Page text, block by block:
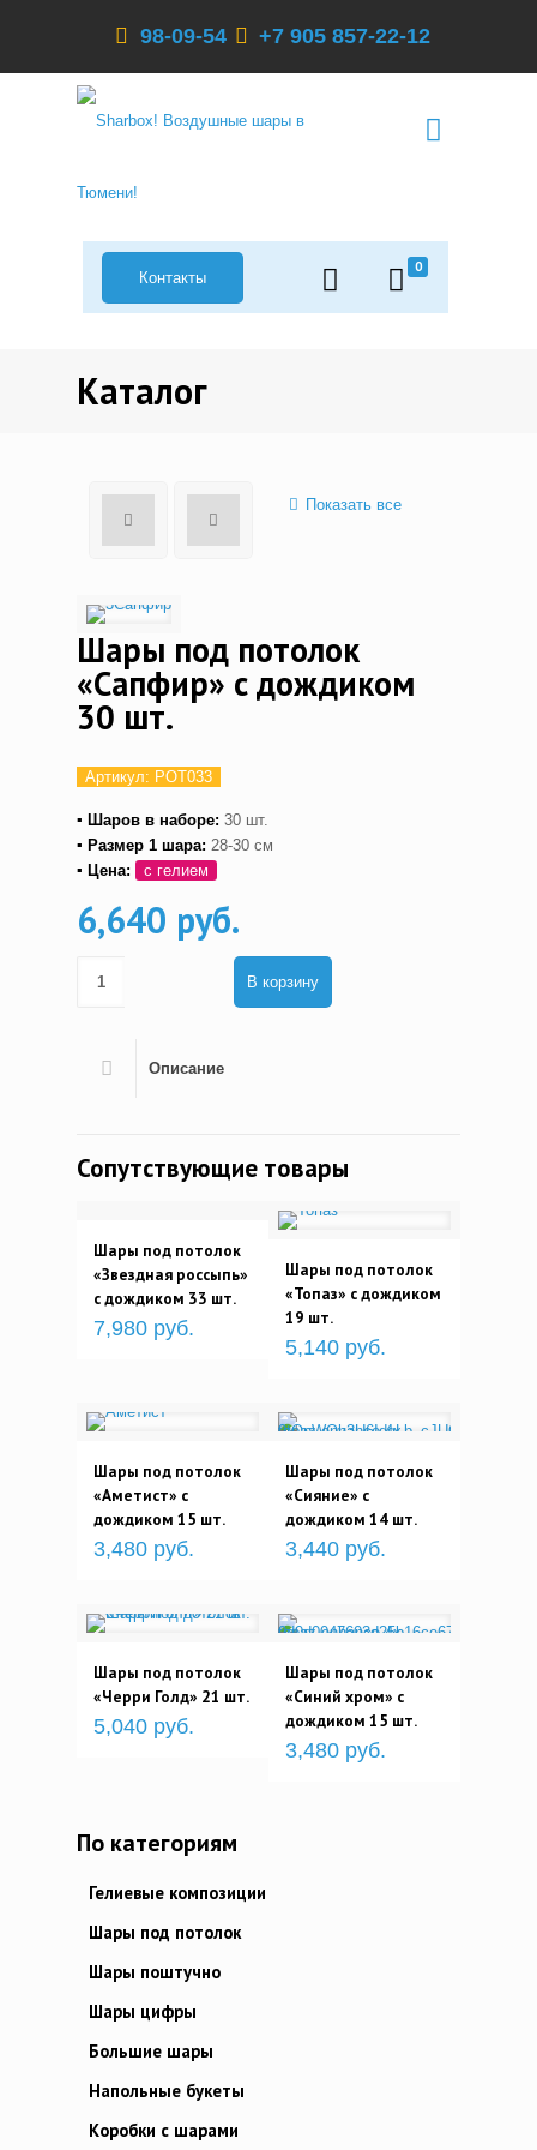
98-09-54 +7 905 857-22-12
0
Контакты
Каталог
Показать все
Шары под потолок
«Сапфир» с дождиком
30 шт.
Артикул: POT033
▪ Шаров в наборе: 30 шт.
▪ Размер 1 шара: 28-30 см
▪ Цена:
с гелием
6,640 руб.
В корзину
Описание
Сопутствующие товары
Шары под потолок
«Звездная россыпь»
с дождиком 33 шт.
7,980 руб.
Шары под потолок
«Топаз» с дождиком
19 шт.
5,140 руб.
Шары под потолок
«Аметист» с
дождиком 15 шт.
3,480 руб.
Шары под потолок
«Сияние» с
дождиком 14 шт.
3,440 руб.
Шары под потолок
«Черри Голд» 21 шт.
5,040 руб.
Шары под потолок
«Синий хром» с
дождиком 15 шт.
3,480 руб.
По категориям
Гелиевые композиции
Шары под потолок
Шары поштучно
Шары цифры
Большие шары
Напольные букеты
Коробки с шарами